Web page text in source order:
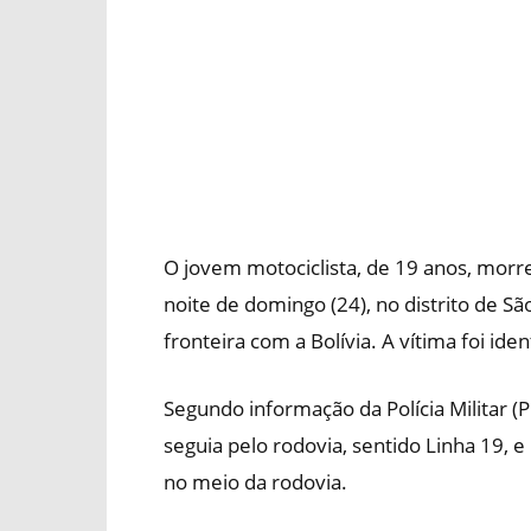
O jovem motociclista, de 19 anos,
noite de domingo (24), no distrito de
fronteira com a Bolívia. A vítima foi
Segundo informação da Polícia Militar
seguia pelo rodovia, sentido Linha 19,
no meio da rodovia.